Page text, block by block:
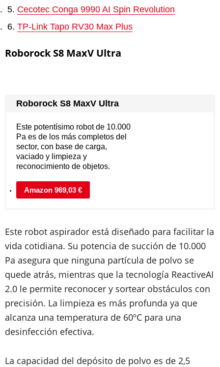
Cecotec Conga 9990 AI Spin Revolution
TP-Link Tapo RV30 Max Plus
Roborock S8 MaxV Ultra
Roborock S8 MaxV Ultra
Amazon 969,03 €
Este potentísimo robot de 10.000
Pa es de los más completos del
sector, con base de carga,
vaciado y limpieza y
reconocimiento de objetos.
Este robot aspirador está diseñado para facilitar la
vida cotidiana. Su potencia de succión de 10.000
Pa asegura que ninguna partícula de polvo se
quede atrás, mientras que la tecnología ReactiveAI
2.0 le permite reconocer y sortear obstáculos con
precisión. La limpieza es más profunda ya que
alcanza una temperatura de 60ºC para una
desinfección efectiva.
La capacidad del depósito de polvo es de 2,5